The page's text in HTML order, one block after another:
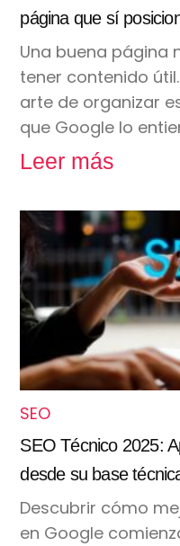
página que sí
Una buena página
tener contenido
arte de organizar
que Google lo
Leer más
SEO
SEO Técnico 2025:
desde su base
Descubrir cómo
en Google